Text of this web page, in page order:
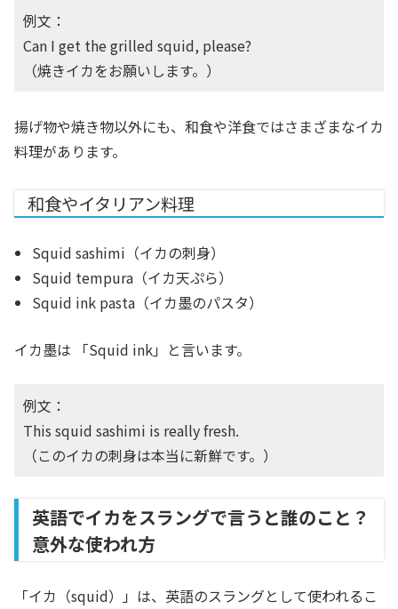
例文：
Can I get the grilled squid, please?
（焼きイカをお願いします。）
揚げ物や焼き物以外にも、和食や洋食ではさまざまなイカ
料理があります。
和食やイタリアン料理
Squid sashimi（イカの刺身）
Squid tempura（イカ天ぷら）
Squid ink pasta（イカ墨のパスタ）
イカ墨は 「Squid ink」と言います。
例文：
This squid sashimi is really fresh.
（このイカの刺身は本当に新鮮です。）
英語でイカをスラングで言うと誰のこと？
意外な使われ方
「イカ（squid）」は、英語のスラングとして使われるこ